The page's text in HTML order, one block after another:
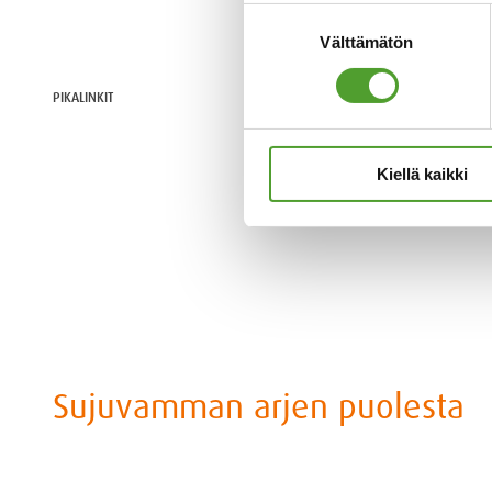
Välttämätön
Kiellä kaikki
PIKALINKIT
Tietosuoja
Evästeseloste
Tuotteet
Sujuvamman arjen puolesta